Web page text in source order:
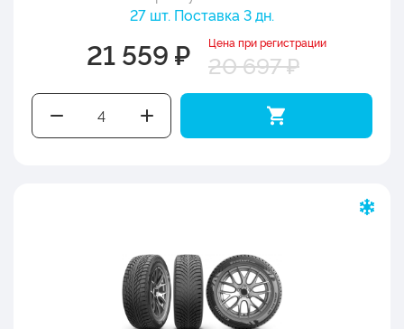
27 шт. Поставка 3 дн.
21 559 ₽ Цена при регистрации
20 697 ₽